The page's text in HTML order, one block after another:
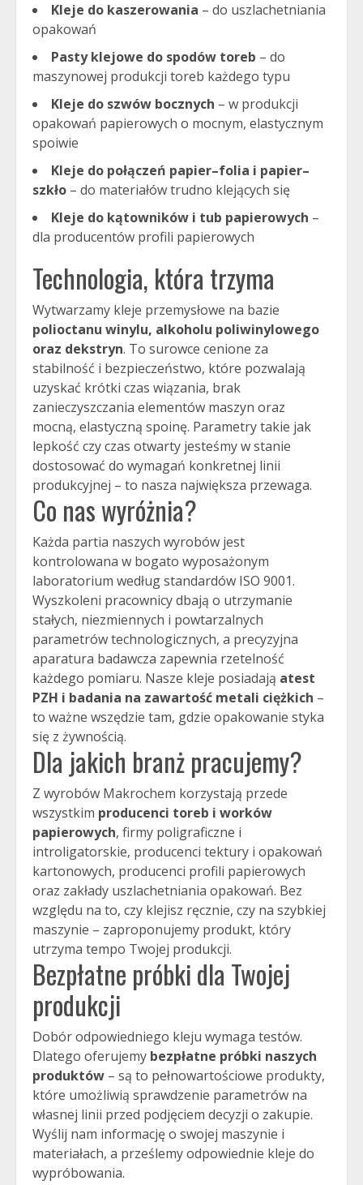
Kleje do kaszerowania – do uszlachetniania
opakowań
Pasty klejowe do spodów toreb – do
maszynowej produkcji toreb każdego typu
Kleje do szwów bocznych – w produkcji
opakowań papierowych o mocnym, elastycznym
spoiwie
Kleje do połączeń papier–folia i papier–
szkło – do materiałów trudno klejących się
Kleje do kątowników i tub papierowych –
dla producentów profili papierowych
Technologia, która trzyma
Wytwarzamy kleje przemysłowe na bazie
polioctanu winylu, alkoholu poliwinylowego
oraz dekstryn. To surowce cenione za
stabilność i bezpieczeństwo, które pozwalają
uzyskać krótki czas wiązania, brak
zanieczyszczania elementów maszyn oraz
mocną, elastyczną spoinę. Parametry takie jak
lepkość czy czas otwarty jesteśmy w stanie
dostosować do wymagań konkretnej linii
produkcyjnej – to nasza największa przewaga.
Co nas wyróżnia?
Każda partia naszych wyrobów jest
kontrolowana w bogato wyposażonym
laboratorium według standardów ISO 9001.
Wyszkoleni pracownicy dbają o utrzymanie
stałych, niezmiennych i powtarzalnych
parametrów technologicznych, a precyzyjna
aparatura badawcza zapewnia rzetelność
każdego pomiaru. Nasze kleje posiadają atest
PZH i badania na zawartość metali ciężkich –
to ważne wszędzie tam, gdzie opakowanie styka
się z żywnością.
Dla jakich branż pracujemy?
Z wyrobów Makrochem korzystają przede
wszystkim producenci toreb i worków
papierowych, firmy poligraficzne i
introligatorskie, producenci tektury i opakowań
kartonowych, producenci profili papierowych
oraz zakłady uszlachetniania opakowań. Bez
względu na to, czy klejisz ręcznie, czy na szybkiej
maszynie – zaproponujemy produkt, który
utrzyma tempo Twojej produkcji.
Bezpłatne próbki dla Twojej
produkcji
Dobór odpowiedniego kleju wymaga testów.
Dlatego oferujemy bezpłatne próbki naszych
produktów – są to pełnowartościowe produkty,
które umożliwią sprawdzenie parametrów na
własnej linii przed podjęciem decyzji o zakupie.
Wyślij nam informację o swojej maszynie i
materiałach, a prześlemy odpowiednie kleje do
wypróbowania.